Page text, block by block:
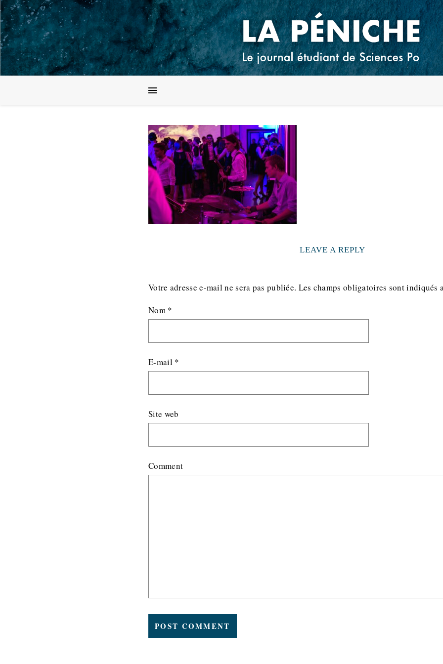
LEAVE A REPLY
Votre adresse e-mail ne sera pas publiée. Les champs obligatoires sont indiqués
Nom *
E-mail *
Site web
Comment